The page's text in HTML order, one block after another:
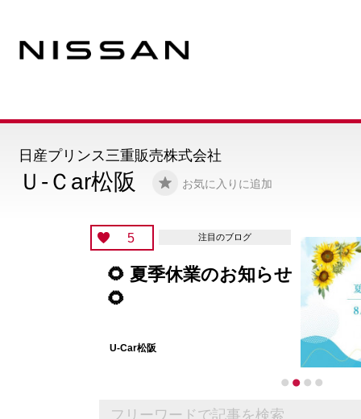
Ｕ-Ｃar松阪 お気に入りに追加
日産プリンス三重販売株式会社
5 注目のブログ
🌻 夏季休業のお知らせ
🌻
U-Car松阪